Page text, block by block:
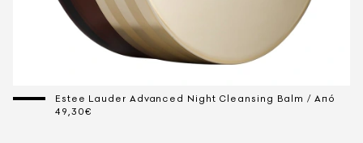
Estee Lauder Advanced Night Cleansing Balm / Από
49,30€